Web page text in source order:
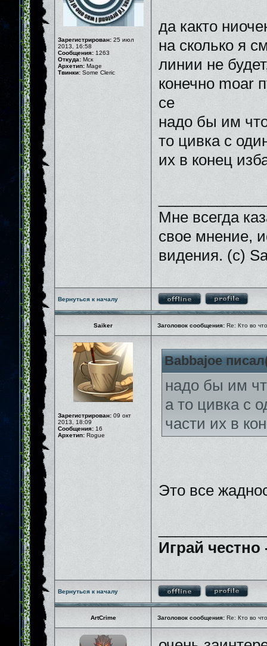
Зарегистрирован: 25 июл
2013, 16:58
Сообщения: 1263
Откуда: Мск
Архетип: Mage
Твинки: Some Cleric
да както
на сколько я
линии не
конечно moar
се
надо бы им
то цивка с
их в конец
Мне всегда
свое мнение,
видения. (с)
Вернуться к началу
Saiker Заголовок сообщения: Re: Кто во
Зарегистрирован: 09 окт
2013, 18:09
Сообщения: 16
Архетип: Rogue
Babbajoe
надо бы им
а то цивка с
части их в
Это все
Играй
Вернуться к началу
ArtCrime Заголовок сообщения: Re: Кто во